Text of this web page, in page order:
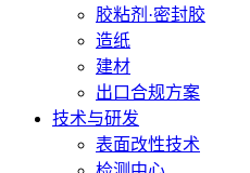
胶粘剂·密封胶
造纸
建材
出口合规方案
技术与研发
表面改性技术